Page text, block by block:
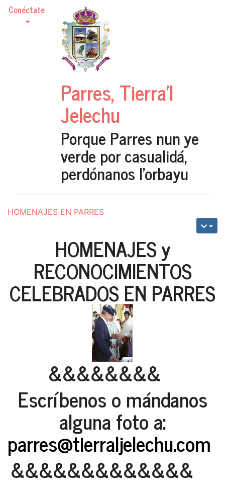
Conéctate
Parres, Tierra'l
Jelechu
Porque Parres nun ye
verde por casualidá,
perdónanos l'orbayu
HOMENAJES EN PARRES
HOMENAJES y
RECONOCIMIENTOS
CELEBRADOS EN PARRES
&&&&&&&&
Escríbenos o mándanos
alguna foto a:
parres@tierraljelechu.com
&&&&&&&&&&&&&